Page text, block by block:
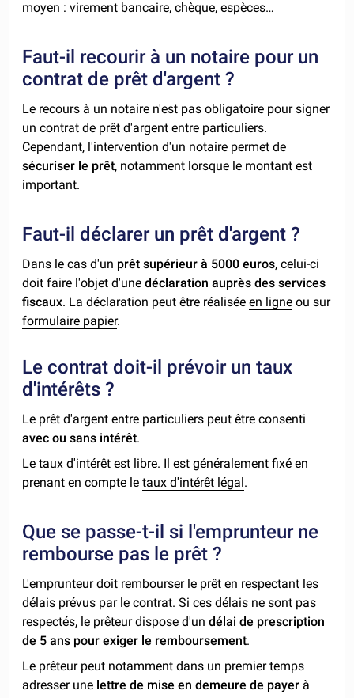
moyen : virement bancaire, chèque, espèces…
Faut-il recourir à un notaire pour un
contrat de prêt d'argent ?
Le recours à un notaire n'est pas obligatoire pour signer
un contrat de prêt d'argent entre particuliers.
Cependant, l'intervention d'un notaire permet de
sécuriser le prêt, notamment lorsque le montant est
important.
Faut-il déclarer un prêt d'argent ?
Dans le cas d'un prêt supérieur à 5000 euros, celui-ci
doit faire l'objet d'unedéclaration auprès des services
fiscaux. La déclaration peut être réaliséeen ligne ou sur
formulaire papier.
Le contrat doit-il prévoir un taux
d'intérêts ?
Le prêt d'argent entre particuliers peut être consenti
avec ou sans intérêt.
Le taux d'intérêt est libre. Il est généralement fixé en
prenant en compte letaux d'intérêt légal.
Que se passe-t-il si l'emprunteur ne
rembourse pas le prêt ?
L'emprunteur doit rembourser le prêt en respectant les
délais prévus par le contrat. Si ces délais ne sont pas
respectés, le prêteur dispose d'undélai de prescription
de 5 ans pour exiger le remboursement.
Le prêteur peut notamment dans un premier temps
adresser une lettre de mise en demeure de payer à